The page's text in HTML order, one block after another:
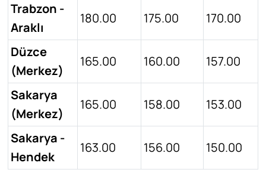
Trabzon -
Araklı
180.00 175.00 170.00
Düzce
(Merkez)
165.00 160.00 157.00
Sakarya
(Merkez)
165.00 158.00 153.00
Sakarya -
Hendek
163.00 156.00 150.00